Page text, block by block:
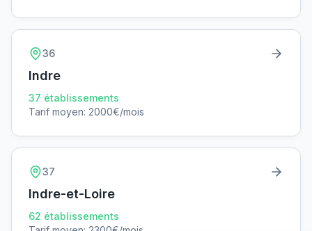
36
Indre
37 établissements
Tarif moyen: 2000€/mois
37
Indre-et-Loire
62 établissements